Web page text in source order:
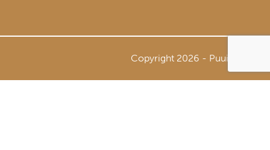
Copyright 2026 - Puuinfo Oy